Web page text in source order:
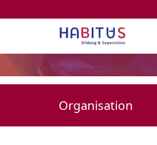
Organisation